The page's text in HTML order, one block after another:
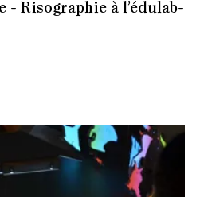
Risographie à l’édulab-